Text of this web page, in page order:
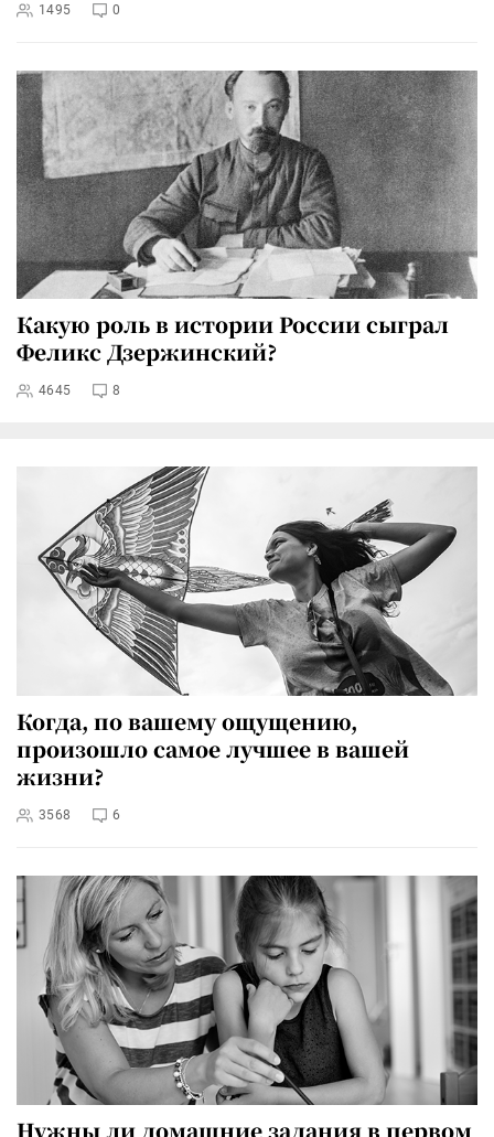
1495 0
Какую роль в истории России сыграл
Феликс Дзержинский?
4645 8
Когда, по вашему ощущению,
произошло самое лучшее в вашей
жизни?
3568 6
Нужны ли домашние задания в первом